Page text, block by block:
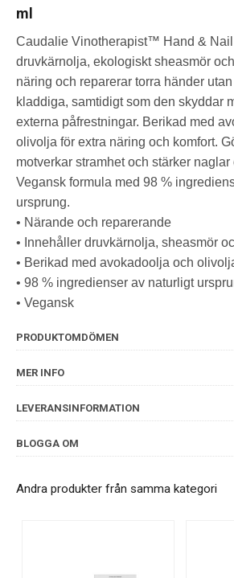
ml
Caudalie Vinotherapist™ Hand & Nail
druvkärnolja, ekologiskt sheasmör
näring och reparerar torra händer
kladdiga, samtidigt som den skyddar
externa påfrestningar. Berikad med
olivolja för extra näring och komfort.
motverkar stramhet och stärker
Vegansk formula med 98 %
ursprung.
• Närande och reparerande
• Innehåller druvkärnolja, sheasmör
• Berikad med avokadoolja och
• 98 % ingredienser av naturligt
• Vegansk
PRODUKTOMDÖMEN
MER INFO
LEVERANSINFORMATION
BLOGGA OM
Andra produkter från samma kategori